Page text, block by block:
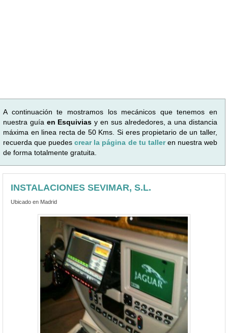
A continuación te mostramos los mecánicos que tenemos en
nuestra guía en Esquivias y en sus alrededores, a una distancia
máxima en linea recta de 50 Kms. Si eres propietario de un taller,
recuerda que puedescrear la página de tu talleren nuestra web
de forma totalmente gratuita.
INSTALACIONES SEVIMAR, S.L.
Ubicado en Madrid